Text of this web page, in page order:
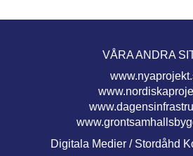
VÅRA ANDRA
Digitala Medier / Stordåhd